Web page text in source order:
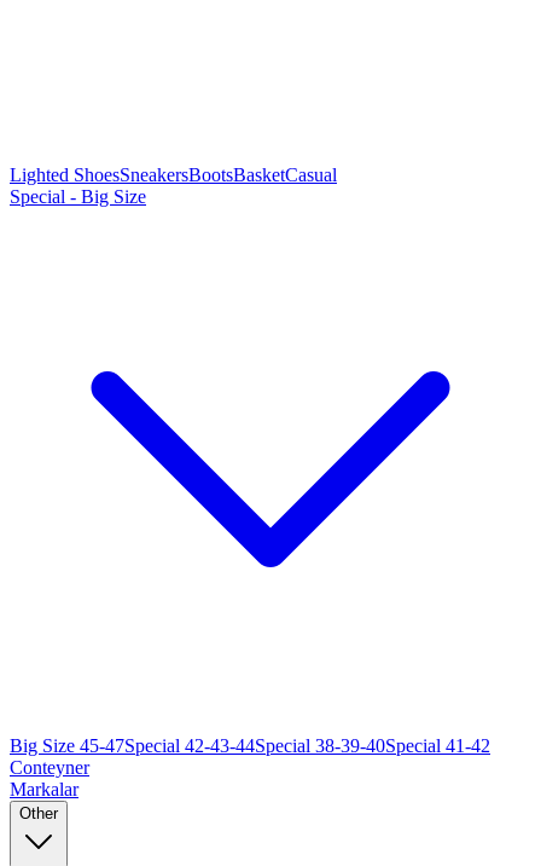
Lighted ShoesSneakersBootsBasketCasual
Special - Big Size
Big Size 45-47Special 42-43-44Special 38-39-40Special 41-42
Conteyner
Markalar
Other